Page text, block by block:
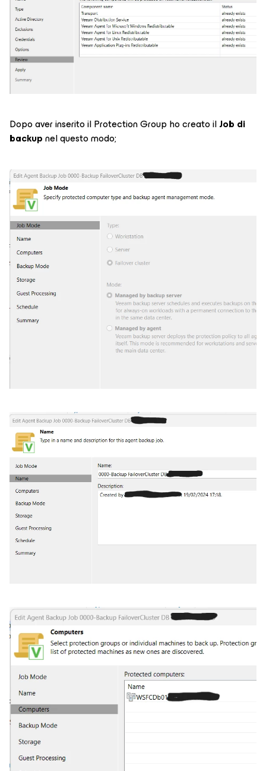
Dopo aver inserito il Protection Group ho creato ilJob di
backupnel questo modo;